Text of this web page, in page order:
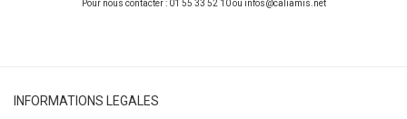
Pour nous contacter : 01 55 33 52 10 ou infos@caliamis.net
INFORMATIONS LEGALES